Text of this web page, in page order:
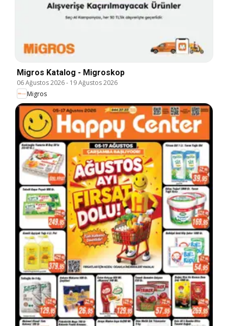
Migros Katalog - Migroskop
06 Ağustos 2026- 19 Ağustos 2026
Migros